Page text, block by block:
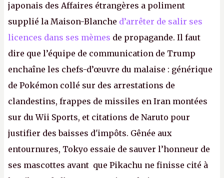
japonais des Affaires étrangères a poliment
supplié la Maison-Blanche d’arrêter de salir ses
licences dans ses mèmes de propagande. Il faut
dire que l’équipe de communication de Trump
enchaîne les chefs-d’œuvre du malaise : générique
de Pokémon collé sur des arrestations de
clandestins, frappes de missiles en Iran montées
sur du Wii Sports, et citations de Naruto pour
justifier des baisses d'impôts. Gênée aux
entournures, Tokyo essaie de sauver l’honneur de
ses mascottes avant que Pikachu ne finisse cité à